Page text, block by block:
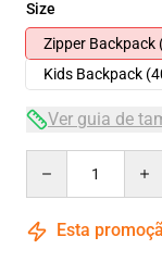
Size
Zipper Backpack
Kids Backpack
Ver guia de
Esta